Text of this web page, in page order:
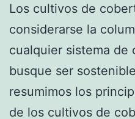
Los cultivos de
considerarse la
cualquier sistema de
busque ser
resumimos los
de los cultivos de